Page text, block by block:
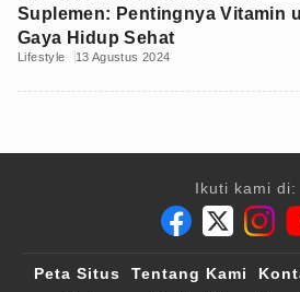
Suplemen: Pentingnya Vitamin
Gaya Hidup Sehat
Lifestyle 13 Agustus 2024
Ikuti kami di:
Peta Situs Tentang Kami